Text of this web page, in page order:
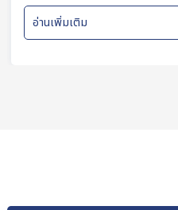
อ่านเพิ่มเติม